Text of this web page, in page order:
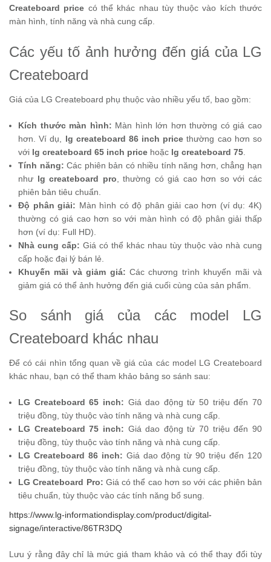
Createboard price có thể khác nhau tùy thuộc vào kích thước
màn hình, tính năng và nhà cung cấp.
Các yếu tố ảnh hưởng đến giá của LG
Createboard
Giá của LG Createboard phụ thuộc vào nhiều yếu tố, bao gồm:
Kích thước màn hình: Màn hình lớn hơn thường có giá cao
hơn. Ví dụ, lg createboard 86 inch price thường cao hơn so
với lg createboard 65 inch price hoặc lg createboard 75
Tính năng: Các phiên bản có nhiều tính năng hơn, chẳng hạn
như lg createboard pro , thường có giá cao hơn so với các
phiên bản tiêu chuẩn.
Độ phân giải: Màn hình có độ phân giải cao hơn (ví dụ: 4K)
thường có giá cao hơn so với màn hình có độ phân giải thấp
hơn (ví dụ: Full HD).
Nhà cung cấp: Giá có thể khác nhau tùy thuộc vào nhà cung
cấp hoặc đại lý bán lẻ.
Khuyến mãi và giảm giá: Các chương trình khuyến mãi và
giảm giá có thể ảnh hưởng đến giá cuối cùng của sản phẩm.
So sánh giá của các model LG
Createboard khác nhau
Để có cái nhìn tổng quan về giá của các model LG Createboard
khác nhau, bạn có thể tham khảo bảng so sánh sau:
LG Createboard 65 inch: Giá dao động từ 50 triệu đến 70
triệu đồng, tùy thuộc vào tính năng và nhà cung cấp.
LG Createboard 75 inch: Giá dao động từ 70 triệu đến 90
triệu đồng, tùy thuộc vào tính năng và nhà cung cấp.
LG Createboard 86 inch: Giá dao động từ 90 triệu đến 120
triệu đồng, tùy thuộc vào tính năng và nhà cung cấp.
LG Createboard Pro: Giá có thể cao hơn so với các phiên bản
tiêu chuẩn, tùy thuộc vào các tính năng bổ sung.
https://www.lg-informationdisplay.com/product/digital-
signage/interactive/86TR3DQ
Lưu ý rằng đây chỉ là mức giá tham khảo và có thể thay đổi tùy